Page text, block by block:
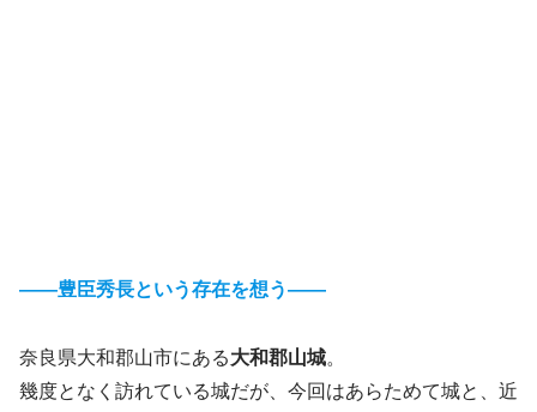
――豊臣秀長という存在を想う――
奈良県大和郡山市にある大和郡山城。
幾度となく訪れている城だが、今回はあらためて城と、近